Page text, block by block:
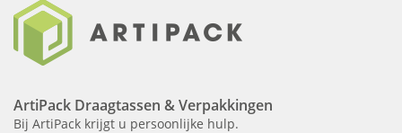
ArtiPack Draagtassen & Verpakkingen
Bij ArtiPack krijgt u persoonlijke hulp.